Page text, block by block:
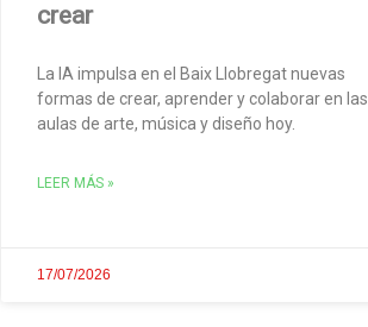
crear
La IA impulsa en el Baix Llobregat nuevas
formas de crear, aprender y colaborar en las
aulas de arte, música y diseño hoy.
LEER MÁS »
17/07/2026